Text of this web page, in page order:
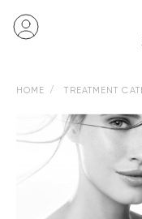
HOME TREATMENT